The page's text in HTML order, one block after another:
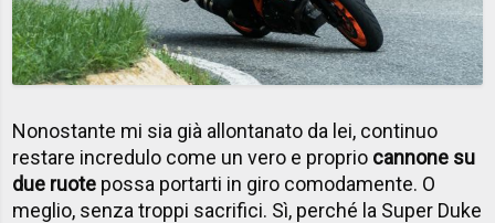
Nonostante mi sia già allontanato da lei, continuo
restare incredulo come un vero e proprio cannone su
due ruote possa portarti in giro comodamente. O
meglio, senza troppi sacrifici. Sì, perché la Super Duke